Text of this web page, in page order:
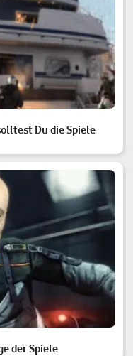
Du die Spiele
der Spiele